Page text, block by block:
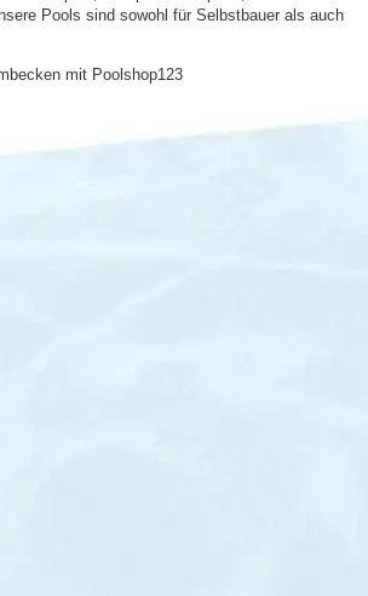
Pools sind sowohl für Selbstbauer als auch
mit Poolshop123